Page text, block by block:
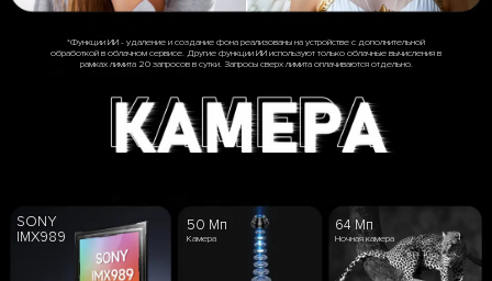
*Функции ИИ - удаление и создание фона реализованы на устройстве с дополнительной
обработкой в облачном сервисе. Другие функции ИИ используют только облачные вычисления в
рамках лимита 20 запросов в сутки. Запросы сверх лимита оплачиваются отдельно.
SONY
IMX989
50 Мп
Камера
64 Мп
Ночная камера